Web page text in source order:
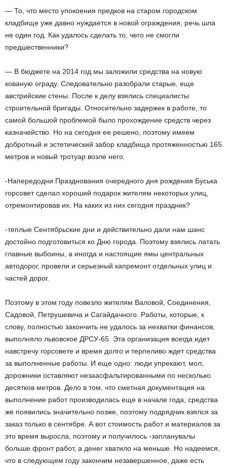
— То, что место упокоения предков на старом городском
кладбище уже давно нуждается в новой ограждения, речь шла
не один год. Как удалось сделать то, чего не смогли
предшественники?
— В бюджете на 2014 год мы заложили средства на новую
кованую ограду. Следовательно разобрали старые, еще
австрийские стены. После к делу взялись специалисты
строительной бригады. Относительно задержек в работе, то
самой большой проблемой было прохождение средств через
казначейство. Но на сегодня ее решено, поэтому имеем
добротный и эстетический забор кладбища протяженностью 165
метров и новый тротуар возле него.
-Напередодни Празднования очередного дня рождения Буська
горсовет сделал хороший подарок жителям некоторых улиц,
отремонтировав их. На каких из них сегодня праздник?
-теплые Сентябрьские дни и действительно дали нам шанс
достойно подготовиться ко Дню города. Поэтому взялись латать
главные выбоины, а иногда и настоящие ямы центральных
автодорог, провели и серьезный капремонт отдельных улиц и
частей дорог.
Поэтому в этом году повезло жителям Валовой, Соединения,
Садовой, Петрушевича и Сагайдачного. Работы, которые, к
слову, полностью закончить не удалось за нехватки финансов,
выполняло львовское ДРСУ-65. Эта организация всегда идет
навстречу горсовете и время долго и терпеливо ждет средства
за выполненные работы. И еще одно: люди упрекают, мол,
дорожники оставляют незаасфальтированными по несколько
десятков метров. Дело в том, что сметная документация на
выполнение работ производилась еще в начале года, средства
же появились значительно позже, поэтому подрядчик взялся за
заказ только в сентябре. А вот стоимость работ и материалов за
это время выросла, поэтому и получилось -запланувалы
больше фронт работ, а денег хватило на меньше. Но надеемся,
что в следующем году закончим незавершенное, даже есть